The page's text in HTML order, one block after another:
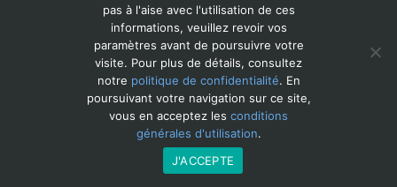
Se souvenir de moi Mot de passe perdu ?
2026 © Cible Petite Enfance. Tous droits réservés. Cible Petite
Enfance est un produit d’ACCEO Solutions inc., division de Harris
Computer.
pas à l'aise avec l'utilisation de ces
informations, veuillez revoir vos
paramètres avant de poursuivre votre
visite. Pour plus de détails, consultez
notre politique de confidentialité. En
poursuivant votre navigation sur ce site,
vous en acceptez les conditions
générales d'utilisation.
J'ACCEPTE